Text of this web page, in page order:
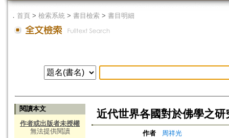
． 首頁 > 檢索系統 > 書目檢索 > 書目明細
閱讀本文
作者或出版者未授權
無法提供閱讀
近代世界各國對於佛學之研
作者
周祥光